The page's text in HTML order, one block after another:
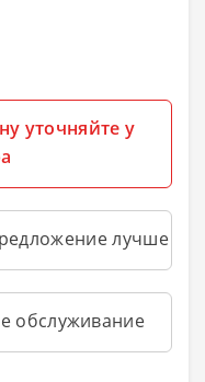
уточняйте у
лучше
обслуживание